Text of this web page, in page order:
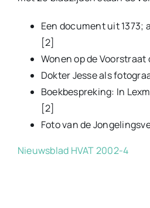
Een document uit 1373;
[2]
Wonen op de
Dokter Jesse als
Boekbespreking: In
[2]
Foto van de
Nieuwsblad HVAT 2002-4